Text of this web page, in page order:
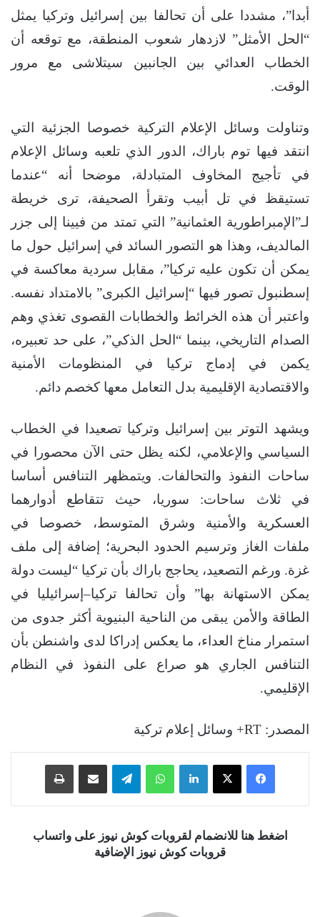
أبدا”، مشددا على أن تحالفا بين إسرائيل وتركيا يمثل
“الحل الأمثل” لازدهار شعوب المنطقة، مع توقعه أن
الخطاب العدائي بين الجانبين سيتلاشى مع مرور
الوقت.
وتناولت وسائل الإعلام التركية خصوصا الجزئية التي
انتقد فيها توم باراك، الدور الذي تلعبه وسائل الإعلام
في تأجيج المخاوف المتبادلة، موضحا أنه “عندما
تستيقظ في تل أبيب وتقرأ الصحيفة، ترى خريطة
لـ”الإمبراطورية العثمانية” التي تمتد من فيينا إلى جزر
المالديف، وهذا هو التصور السائد في إسرائيل حول ما
يمكن أن تكون عليه تركيا”، مقابل سردية معاكسة في
إسطنبول تصور فيها “إسرائيل الكبرى” بالامتداد نفسه.
واعتبر أن هذه الخرائط والخطابات القصوى تغذي وهم
الصدام التاريخي، بينما “الحل الذكي”، على حد تعبيره،
يكمن في إدماج تركيا في المنظومات الأمنية
والاقتصادية الإقليمية بدل التعامل معها كخصم دائم.
ويشهد التوتر بين إسرائيل وتركيا تصعيدا في الخطاب
السياسي والإعلامي، لكنه يظل حتى الآن محصورا في
ساحات النفوذ والتحالفات. ويتمظهر التنافس أساسا
في ثلاث ساحات: سوريا، حيث تتقاطع أدوارهما
العسكرية والأمنية وشرق المتوسط، خصوصا في
ملفات الغاز وترسيم الحدود البحرية؛ إضافة إلى ملف
غزة. ورغم التصعيد، يحاجج باراك بأن تركيا “ليست دولة
يمكن الاستهانة بها” وأن تحالفا تركيا–إسرائيليا في
الطاقة والأمن يبقى من الناحية البنيوية أكثر جدوى من
استمرار مناخ العداء، ما يعكس إدراكا لدى واشنطن بأن
التنافس الجاري هو صراع على النفوذ في النظام
الإقليمي.
المصدر: RT+ وسائل إعلام تركية
فيسبوك ‫X لينكدإن واتساب تيلقرام
اضغط هنا للانضمام لقروبات كوش نيوز على واتساب
قروبات كوش نيوز الإضافية